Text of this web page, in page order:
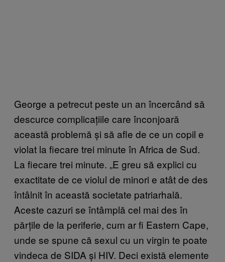
George a petrecut peste un an încercând să
descurce complicațiile care înconjoară
această problemă și să afle de ce un copil e
violat la fiecare trei minute în Africa de Sud.
La fiecare trei minute. „E greu să explici cu
exactitate de ce violul de minori e atât de des
întâlnit în această societate patriarhală.
Aceste cazuri se întâmplă cel mai des în
părțile de la periferie, cum ar fi Eastern Cape,
unde se spune că sexul cu un virgin te poate
vindeca de SIDA și HIV. Deci există elemente